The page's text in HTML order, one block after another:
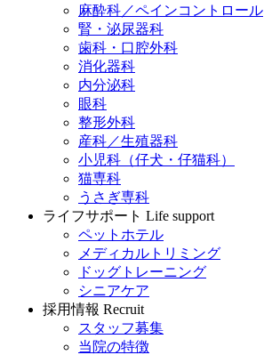
麻酔科／ペインコントロール
腎・泌尿器科
歯科・口腔外科
消化器科
内分泌科
眼科
整形外科
産科／生殖器科
小児科（仔犬・仔猫科）
猫専科
うさぎ専科
ライフサポート Life support
ペットホテル
メディカルトリミング
ドッグトレーニング
シニアケア
採用情報 Recruit
スタッフ募集
当院の特徴